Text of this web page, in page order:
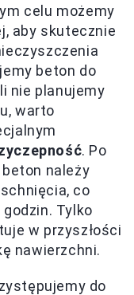
celu możemy
aby skutecznie
beton do
nie planujemy
warto
. Po
należy
co
Tylko
w przyszłości
nawierzchni.
do